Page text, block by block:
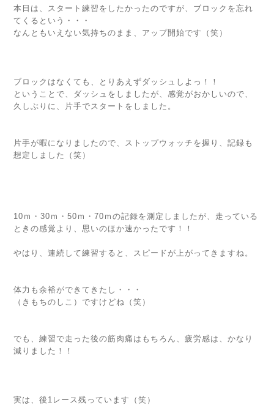
本日は、スタート練習をしたかったのですが、ブロックを忘れ
てくるという・・・
なんともいえない気持ちのまま、アップ開始です（笑）
ブロックはなくても、とりあえずダッシュしよっ！！
ということで、ダッシュをしましたが、感覚がおかしいので、
久しぶりに、片手でスタートをしました。
片手が暇になりましたので、ストップウォッチを握り、記録も
想定しました（笑）
10ｍ・30ｍ・50ｍ・70ｍの記録を測定しましたが、走っている
ときの感覚より、思いのほか速かったです！！
やはり、連続して練習すると、スピードが上がってきますね。
体力も余裕ができてきたし・・・
（きもちのしこ）ですけどね（笑）
でも、練習で走った後の筋肉痛はもちろん、疲労感は、かなり
減りました！！
実は、後1レース残っています（笑）